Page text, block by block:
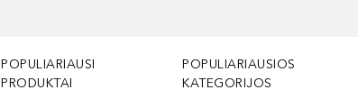
POPULIARIAUSI
PRODUKTAI
POPULIARIAUSIOS
KATEGORIJOS